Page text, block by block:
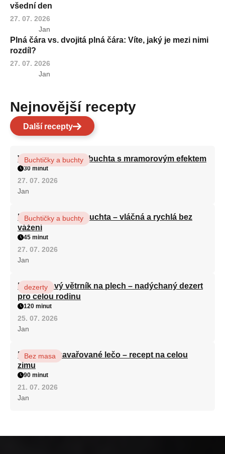
všední den
27. 07. 2026
Jan
Plná čára vs. dvojitá plná čára: Víte, jaký je mezi nimi
rozdíl?
27. 07. 2026
Jan
Nejnovější recepty
Další recepty
Vláčná olejová litá buchta s mramorovým efektem
Buchtičky a buchty
30 minut
27. 07. 2026
Jan
Hrnková maková buchta – vláčná a rychlá bez
vážení
Buchtičky a buchty
45 minut
27. 07. 2026
Jan
Karamelový větrník na plech – nadýchaný dezert
pro celou rodinu
dezerty
120 minut
25. 07. 2026
Jan
Babiččino zavařované lečo – recept na celou
zimu
Bez masa
90 minut
21. 07. 2026
Jan